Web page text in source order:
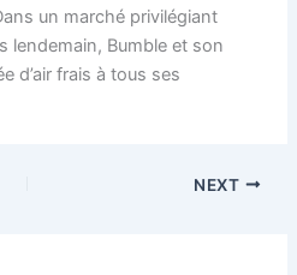
un marché privilégiant
lendemain, Bumble et son
d’air frais à tous ses
NEXT